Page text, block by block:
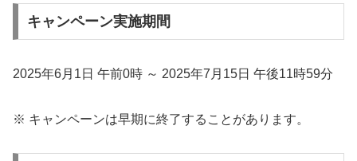
キャンペーン実施期間
2025年6月1日 午前0時 ～ 2025年7月15日 午後11時59分
※ キャンペーンは早期に終了することがあります。